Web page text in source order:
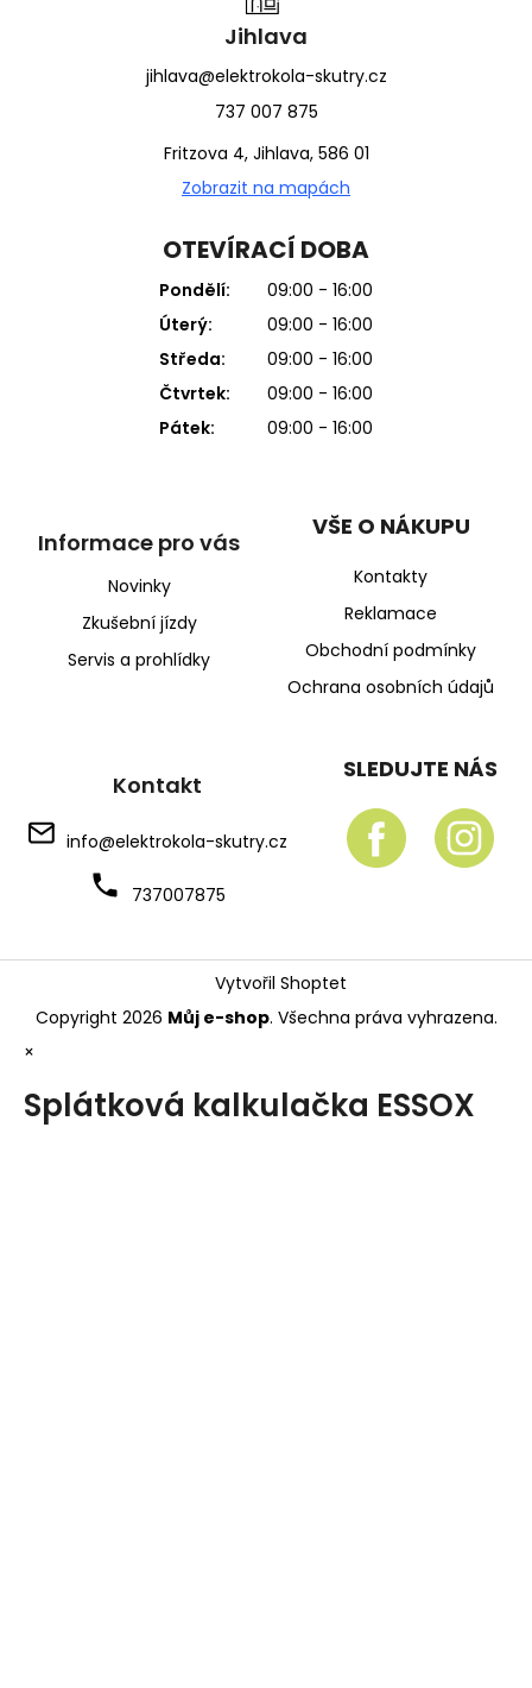
Jihlava
jihlava@elektrokola-skutry.cz
737 007 875
Fritzova 4, Jihlava, 586 01
Zobrazit na mapách
OTEVÍRACÍ DOBA
Pondělí:
09:00 - 16:00
Úterý:
09:00 - 16:00
Středa:
09:00 - 16:00
Čtvrtek:
09:00 - 16:00
Pátek:
09:00 - 16:00
Informace pro vás
Novinky
Zkušební jízdy
Servis a prohlídky
VŠE O NÁKUPU
Kontakty
Reklamace
Obchodní podmínky
Ochrana osobních údajů
Kontakt
info@elektrokola-skutry.cz
737007875
SLEDUJTE NÁS
Vytvořil Shoptet
Copyright 2026 Můj e-shop. Všechna práva vyhrazena.
×
Splátková kalkulačka ESSOX